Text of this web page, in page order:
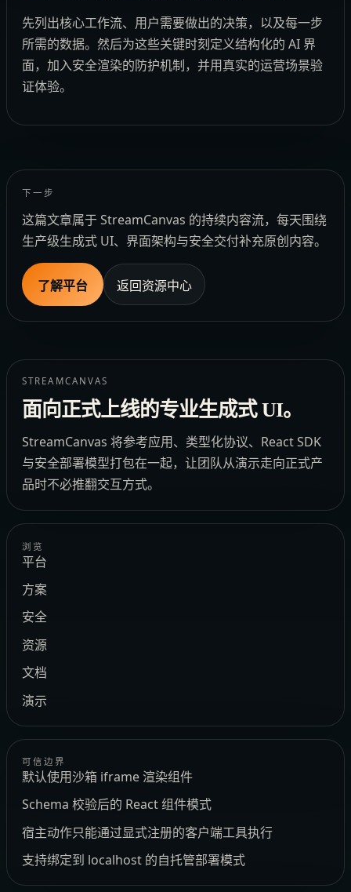
先列出核心工作流、用户需要做出的决策，以及每一步
所需的数据。然后为这些关键时刻定义结构化的 AI 界
面，加入安全渲染的防护机制，并用真实的运营场景验
证体验。
下一步
这篇文章属于 StreamCanvas 的持续内容流，每天围绕
生产级生成式 UI、界面架构与安全交付补充原创内容。
了解平台 返回资源中心
STREAMCANVAS
面向正式上线的专业生成式 UI。
StreamCanvas 将参考应用、类型化协议、React SDK
与安全部署模型打包在一起，让团队从演示走向正式产
品时不必推翻交互方式。
浏览
平台
方案
安全
资源
文档
演示
可信边界
默认使用沙箱 iframe 渲染组件
Schema 校验后的 React 组件模式
宿主动作只能通过显式注册的客户端工具执行
支持绑定到 localhost 的自托管部署模式